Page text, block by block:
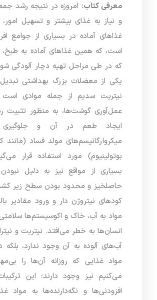
معرفی کتاب: امروزه در نتیجه رشد
و نیاز به غذای بیشتر و تسهیل امور،
غذاهای آماده در بسیاری از جوامع
است، که همین غذاهای آماده به
که در طی مراحل تهیه دچار آلودگی
یکی از معضلات بزرگ بهداشتی
نیتریت سدیم از جمله موادی
عمل‌آوری گوشت‌ها، به منظور تثبیت
ایجاد طعم در آن و
میکروارگانیسم‌های مولد فساد (مانند
بوتولینیوم) مورد استفاده قرار
بسیاری از مواقع نیز به دلیل
حاصلخیز و محدود بودن سطح زیر
کودهای نیتروژن دار و ورود مقادیر
مواد به آب، خاک و اکوسیستم‌ها
انسان‌ها به خطر می‌افتد. نیتریت و
آب‌های آلوده به آن وجود ندارد، بلکه
مواد غذایی که روزانه آن‌ها را
می‌کنیم نیز وجود دارند؛ این
افزودنی‌ها و نگه‌دارنده‌ها به مواد